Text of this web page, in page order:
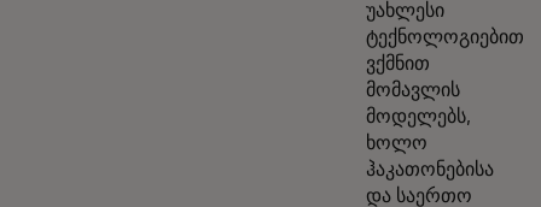
უახლესი
ტექნოლოგიებით
ვქმნით
მომავლის
მოდელებს,
ხოლო
ჰაკათონებისა
და საერთო